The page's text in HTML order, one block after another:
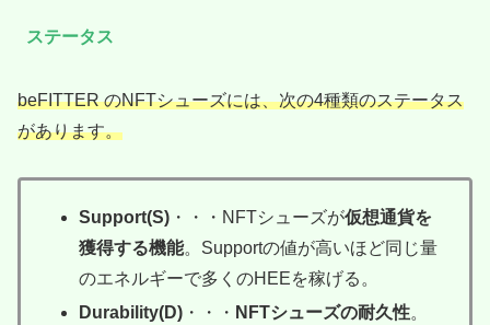
ステータス
beFITTER のNFTシューズには、次の4種類のステータス
があります。
Support(S) ・・・NFTシューズが仮想通貨を
獲得する機能。Supportの値が高いほど同じ量
のエネルギーで多くのHEEを稼げる。
Durability(D) ・・・ NFTシューズの耐久性。